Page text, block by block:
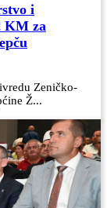
i
KM za
Zeničko-
Ž...